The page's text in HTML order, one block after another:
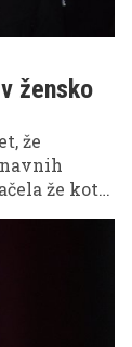
žensko
že
že kot
zvezd
njeno